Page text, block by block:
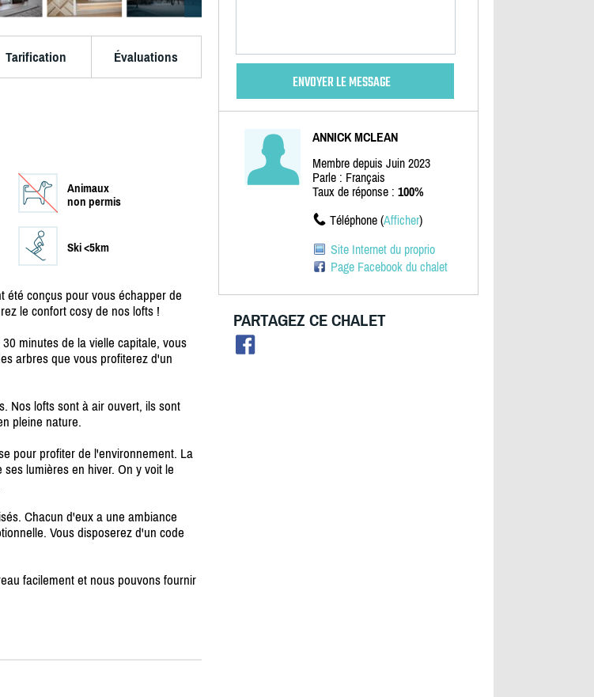
Tarification Évaluations
Animaux
non permis
Ski <5km
été conçus pour vous échapper de
le confort cosy de nos lofts !
minutes de la vielle capitale, vous
arbres que vous profiterez d'un
Nos lofts sont à air ouvert, ils sont
pleine nature.
pour profiter de l'environnement. La
lumières en hiver. On y voit le
Chacun d'eux a une ambiance
Vous disposerez d'un code
facilement et nous pouvons fournir
ANNICK MCLEAN
Membre depuis Juin 2023
Parle : Français
Taux de réponse : 100%
Téléphone (Afficher)
Site Internet du proprio
Page Facebook du chalet
PARTAGEZ CE CHALET